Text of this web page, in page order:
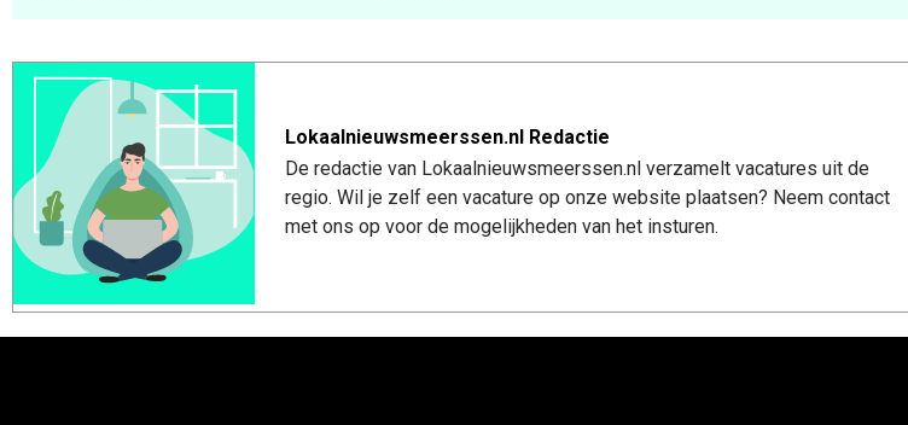
Lokaalnieuwsmeerssen.nl Redactie
De redactie van Lokaalnieuwsmeerssen.nl verzamelt vacatures uit de
regio. Wil je zelf een vacature op onze website plaatsen? Neem contact
met ons op voor de mogelijkheden van het insturen.